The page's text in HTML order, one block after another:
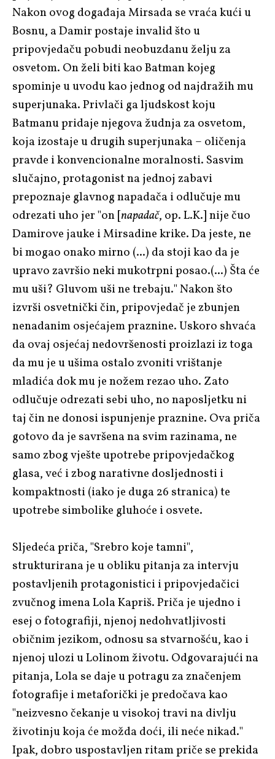
Nakon ovog događaja Mirsada se vraća kući u
Bosnu, a Damir postaje invalid što u
pripovjedaču pobudi neobuzdanu želju za
osvetom. On želi biti kao Batman kojeg
spominje u uvodu kao jednog od najdražih mu
superjunaka. Privlači ga ljudskost koju
Batmanu pridaje njegova žudnja za osvetom,
koja izostaje u drugih superjunaka – oličenja
pravde i konvencionalne moralnosti. Sasvim
slučajno, protagonist na jednoj zabavi
prepoznaje glavnog napadača i odlučuje mu
odrezati uho jer "on [napadač, op. L.K.] nije čuo
Damirove jauke i Mirsadine krike. Da jeste, ne
bi mogao onako mirno (...) da stoji kao da je
upravo završio neki mukotrpni posao.(...) Šta će
mu uši? Gluvom uši ne trebaju." Nakon što
izvrši osvetnički čin, pripovjedač je zbunjen
nenadanim osjećajem praznine. Uskoro shvaća
da ovaj osjećaj nedovršenosti proizlazi iz toga
da mu je u ušima ostalo zvoniti vrištanje
mladića dok mu je nožem rezao uho. Zato
odlučuje odrezati sebi uho, no naposljetku ni
taj čin ne donosi ispunjenje praznine. Ova priča
gotovo da je savršena na svim razinama, ne
samo zbog vješte upotrebe pripovjedačkog
glasa, već i zbog narativne dosljednosti i
kompaktnosti (iako je duga 26 stranica) te
upotrebe simbolike gluhoće i osvete.
Sljedeća priča, "Srebro koje tamni",
strukturirana je u obliku pitanja za intervju
postavljenih protagonistici i pripovjedačici
zvučnog imena Lola Kapriš. Priča je ujedno i
esej o fotografiji, njenoj nedohvatljivosti
običnim jezikom, odnosu sa stvarnošću, kao i
njenoj ulozi u Lolinom životu. Odgovarajući na
pitanja, Lola se daje u potragu za značenjem
fotografije i metaforički je predočava kao
"neizvesno čekanje u visokoj travi na divlju
životinju koja će možda doći, ili neće nikad."
Ipak, dobro uspostavljen ritam priče se prekida